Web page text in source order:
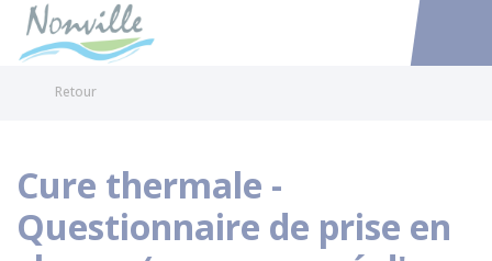
Accéder
Retour
Cure thermale -
Questionnaire de prise en